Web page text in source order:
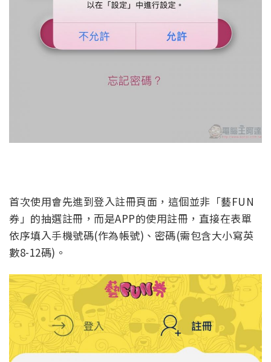
首次使用會先進到登入註冊頁面，這個並非「藝FUN
券」的抽選註冊，而是APP的使用註冊，直接在表單
依序填入手機號碼(作為帳號)、密碼(需包含大小寫英
數8-12碼)。